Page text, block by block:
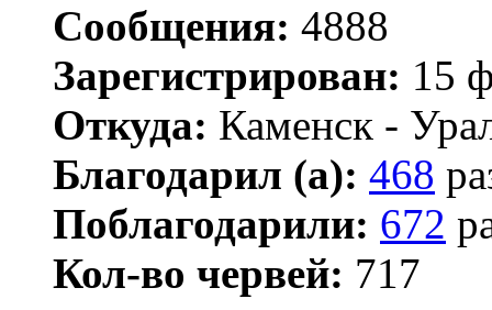
Сообщения: 4888
Зарегистрирован: 15
Откуда: Каменск -
Благодарил (а): 468
Поблагодарили: 672
Кол-во червей: 717